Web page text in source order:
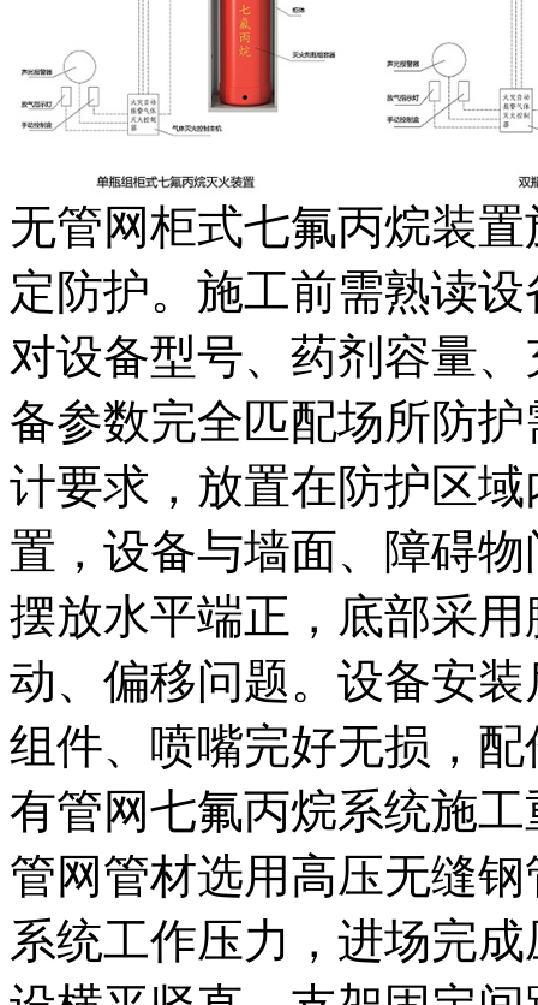
无管网柜式七氟丙烷装
定防护。施工前需熟读
对设备型号、药剂容量
备参数完全匹配场所防
计要求，放置在防护区
置，设备与墙面、障碍
摆放水平端正，底部采
动、偏移问题。设备安
组件、喷嘴完好无损，
有管网七氟丙烷系统施
管网管材选用高压无缝
系统工作压力，进场完